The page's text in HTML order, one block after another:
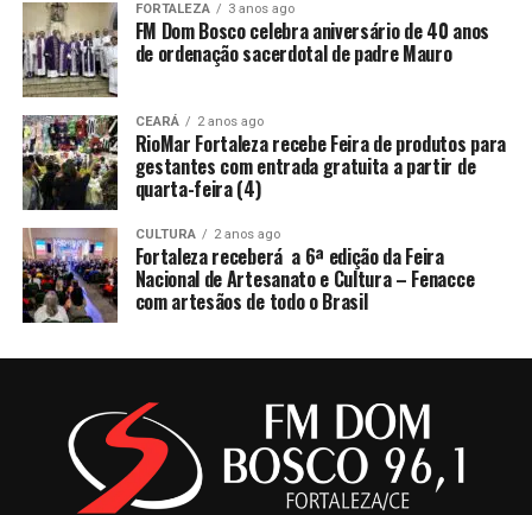
FORTALEZA 3 anos ago
FM Dom Bosco celebra aniversário de 40 anos
de ordenação sacerdotal de padre Mauro
CEARÁ 2 anos ago
RioMar Fortaleza recebe Feira de produtos para
gestantes com entrada gratuita a partir de
quarta-feira (4)
CULTURA 2 anos ago
Fortaleza receberá a 6ª edição da Feira
Nacional de Artesanato e Cultura – Fenacce
com artesãos de todo o Brasil